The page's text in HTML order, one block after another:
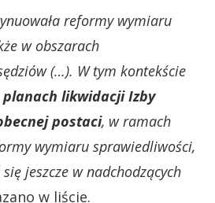
reformy wymiaru
w obszarach
(…). W tym kontekście
likwidacji Izby
postaci, w ramach
wymiaru sprawiedliwości,
jeszcze w nadchodzących
w liście.